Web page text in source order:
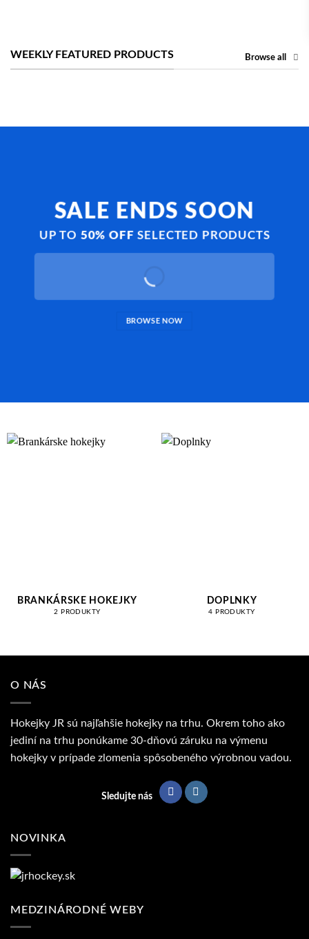
WEEKLY FEATURED PRODUCTS Browse all
SALE ENDS SOON
UP TO 50% OFF SELECTED PRODUCTS
BROWSE NOW
BRANKÁRSKE HOKEJKY
2 PRODUKTY
DOPLNKY
4 PRODUKTY
O NÁS
Hokejky JR sú najľahšie hokejky na trhu. Okrem toho ako
jediní na trhu ponúkame 30-dňovú záruku na výmenu
hokejky v prípade zlomenia spôsobeného výrobnou vadou.
Sledujte nás
NOVINKA
MEDZINÁRODNÉ WEBY